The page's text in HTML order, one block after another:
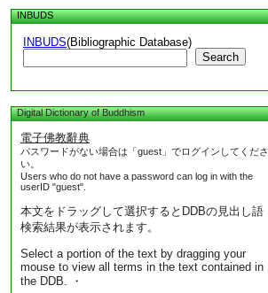
INBUDS
INBUDS(Bibliographic Database)
Search
Digital Dictionary of Buddhism
電子佛教辭典
パスワードがない場合は「guest」でログインしてくださ
い。
Users who do not have a password can log in with the
userID "guest".
本文をドラッグして選択するとDDBの見出し語
検索結果が表示されます。
Select a portion of the text by dragging your
mouse to view all terms in the text contained in
the DDB. ・